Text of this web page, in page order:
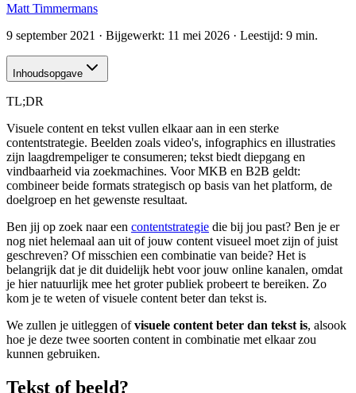
Matt Timmermans
9 september 2021 · Bijgewerkt: 11 mei 2026 · Leestijd: 9 min.
Inhoudsopgave
TL;DR
Visuele content en tekst vullen elkaar aan in een sterke
contentstrategie. Beelden zoals video's, infographics en illustraties
zijn laagdrempeliger te consumeren; tekst biedt diepgang en
vindbaarheid via zoekmachines. Voor MKB en B2B geldt:
combineer beide formats strategisch op basis van het platform, de
doelgroep en het gewenste resultaat.
Ben jij op zoek naar een contentstrategie die bij jou past? Ben je er
nog niet helemaal aan uit of jouw content visueel moet zijn of juist
geschreven? Of misschien een combinatie van beide? Het is
belangrijk dat je dit duidelijk hebt voor jouw online kanalen, omdat
je hier natuurlijk mee het groter publiek probeert te bereiken. Zo
kom je te weten of visuele content beter dan tekst is.
We zullen je uitleggen ofvisuele content beter dan tekst is, alsook
hoe je deze twee soorten content in combinatie met elkaar zou
kunnen gebruiken.
Tekst of beeld?